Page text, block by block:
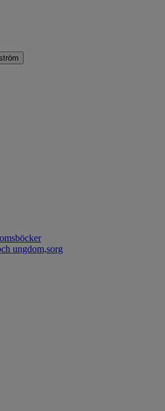
ungdom,sorg